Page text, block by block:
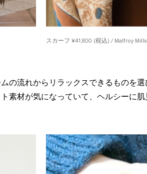
スカーフ ¥41,800 (税込) / Malfroy
の流れからリラックスできるものを
素材が気になっていて、ヘルシーに